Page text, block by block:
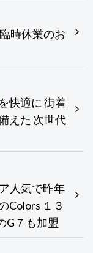
時休業のお
快適に 街着
えた 次世代
人気で昨年
Colors １３
G７も加盟